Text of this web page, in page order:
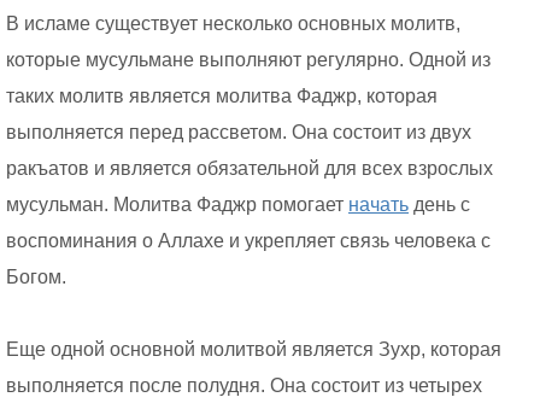
В исламе существует несколько основных молитв,
которые мусульмане выполняют регулярно. Одной из
таких молитв является молитва Фаджр, которая
выполняется перед рассветом. Она состоит из двух
ракъатов и является обязательной для всех взрослых
мусульман. Молитва Фаджр помогает начать день с
воспоминания о Аллахе и укрепляет связь человека с
Богом.
Еще одной основной молитвой является Зухр, которая
выполняется после полудня. Она состоит из четырех